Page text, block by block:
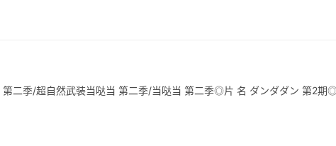
二季/超自然武装当哒当 第二季/当哒当 第二季◎片 名 ダンダダン 第2期